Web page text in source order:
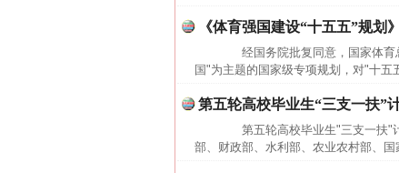
《体育强国建设“十五五”规划
经国务院批复同意，国家体育
国"为主题的国家级专项规划，对"十
第五轮高校毕业生“三支一扶”
第五轮高校毕业生"三支一扶"
部、财政部、水利部、农业农村部、
这是一记警钟！